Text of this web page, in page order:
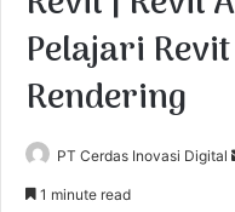
Pelajari
Rendering
PT Cerdas Inovasi Digital
1 minute read